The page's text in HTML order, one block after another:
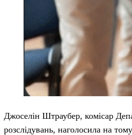
Джоселін Штраубер, комісар
розслідувань, наголосила на